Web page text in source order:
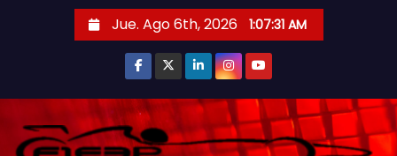
Jue. Ago 6th, 2026 1:07:33 AM